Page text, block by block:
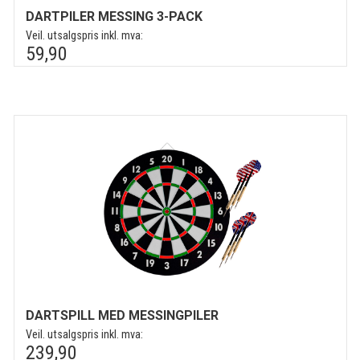
DARTPILER MESSING 3-PACK
Veil. utsalgspris inkl. mva:
59,90
DARTSPILL MED MESSINGPILER
Veil. utsalgspris inkl. mva:
239,90